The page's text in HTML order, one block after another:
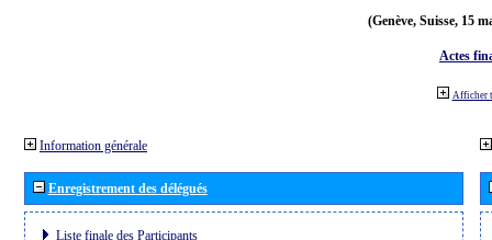
(Genève, Suisse, 15
Actes
Afficher
Information générale
Enregistrement des délégués
Liste finale des Participants